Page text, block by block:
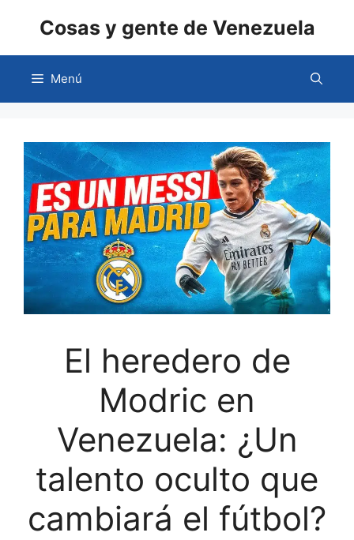
Cosas y gente de Venezuela
Menú
El heredero de
Modric en
Venezuela: ¿Un
talento oculto que
cambiará el fútbol?